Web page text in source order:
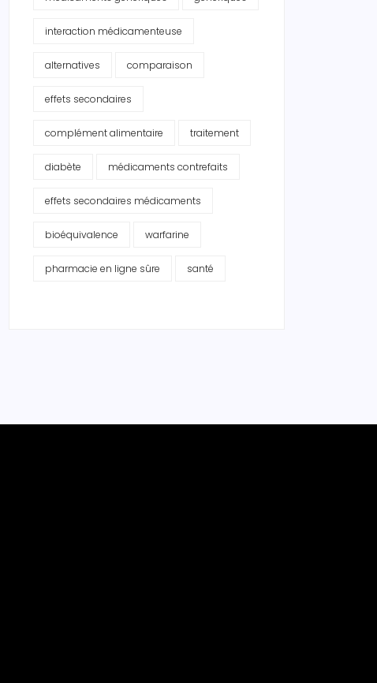
interaction médicamenteuse
alternatives comparaison
effets secondaires
complément alimentaire traitement
diabète médicaments contrefaits
effets secondaires médicaments
bioéquivalence warfarine
pharmacie en ligne sûre santé